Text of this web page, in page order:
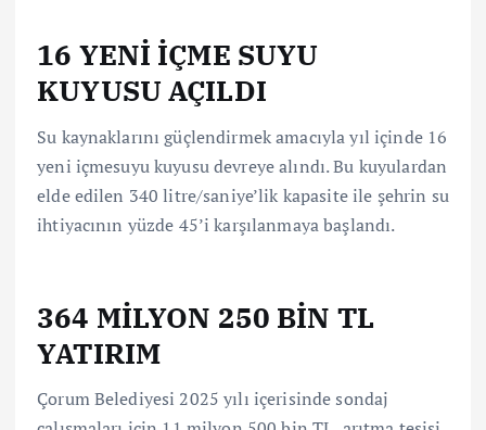
16 YENİ İÇME SUYU
KUYUSU AÇILDI
Su kaynaklarını güçlendirmek amacıyla yıl içinde 16
yeni içmesuyu kuyusu devreye alındı. Bu kuyulardan
elde edilen 340 litre/saniye’lik kapasite ile şehrin su
ihtiyacının yüzde 45’i karşılanmaya başlandı.
364 MİLYON 250 BİN TL
YATIRIM
Çorum Belediyesi 2025 yılı içerisinde sondaj